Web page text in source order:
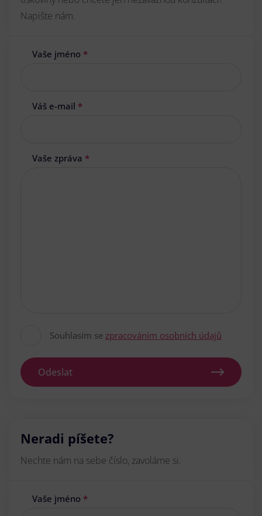
Napište nám.
Vaše jméno *
Váš e-mail *
Vaše zpráva *
Souhlasím se zpracováním osobních údajů
Odeslat
Neradi píšete?
Nechte nám na sebe číslo, zavoláme si.
Vaše jméno *